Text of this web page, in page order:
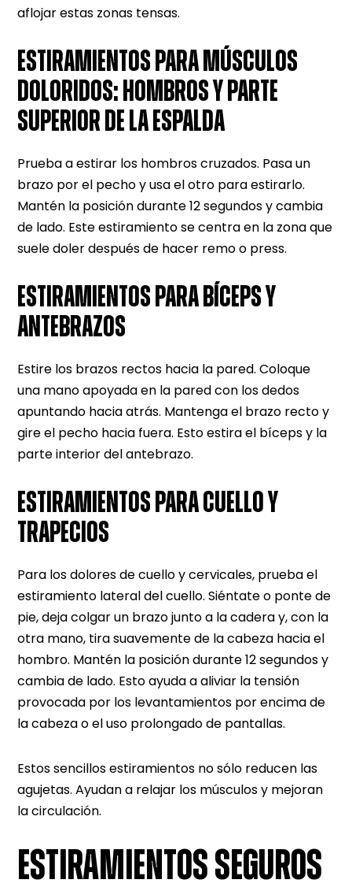
aflojar estas zonas tensas.
ESTIRAMIENTOS PARA MÚSCULOS
DOLORIDOS: HOMBROS Y PARTE
SUPERIOR DE LA ESPALDA
Prueba a estirar los hombros cruzados. Pasa un
brazo por el pecho y usa el otro para estirarlo.
Mantén la posición durante 12 segundos y cambia
de lado. Este estiramiento se centra en la zona que
suele doler después de hacer remo o press.
ESTIRAMIENTOS PARA BÍCEPS Y
ANTEBRAZOS
Estire los brazos rectos hacia la pared. Coloque
una mano apoyada en la pared con los dedos
apuntando hacia atrás. Mantenga el brazo recto y
gire el pecho hacia fuera. Esto estira el bíceps y la
parte interior del antebrazo.
ESTIRAMIENTOS PARA CUELLO Y
TRAPECIOS
Para los dolores de cuello y cervicales, prueba el
estiramiento lateral del cuello. Siéntate o ponte de
pie, deja colgar un brazo junto a la cadera y, con la
otra mano, tira suavemente de la cabeza hacia el
hombro. Mantén la posición durante 12 segundos y
cambia de lado. Esto ayuda a aliviar la tensión
provocada por los levantamientos por encima de
la cabeza o el uso prolongado de pantallas.
Estos sencillos estiramientos no sólo reducen las
agujetas. Ayudan a relajar los músculos y mejoran
la circulación.
ESTIRAMIENTOS SEGUROS